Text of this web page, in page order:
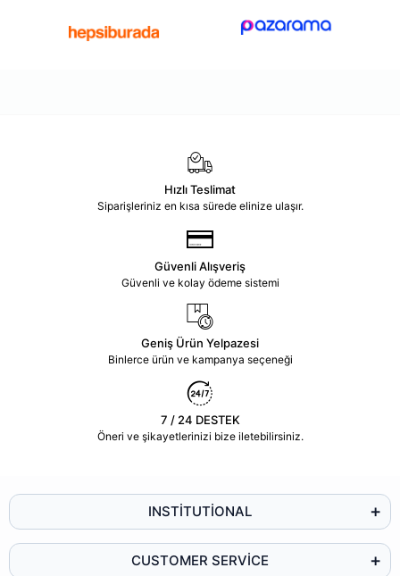
Hızlı Teslimat
Siparişleriniz en kısa sürede elinize ulaşır.
Güvenli Alışveriş
Güvenli ve kolay ödeme sistemi
Geniş Ürün Yelpazesi
Binlerce ürün ve kampanya seçeneği
7 / 24 DESTEK
Öneri ve şikayetlerinizi bize iletebilirsiniz.
INSTİTUTİONAL
CUSTOMER SERVİCE